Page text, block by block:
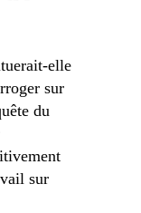
elle
sur
du
sur